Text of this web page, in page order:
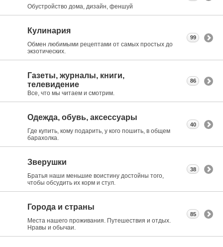
Обустройство дома, дизайн, феншуй
Кулинария
Обмен любимыми рецептами от самых простых до
экзотических.
99
Газеты, журналы, книги,
телевидение
Все, что мы читаем и смотрим.
86
Одежда, обувь, аксессуары
Где купить, кому подарить, у кого пошить, в общем
барахолка.
40
Зверушки
Братья наши меньшие воистину достойны того,
чтобы обсудить их корм и стул.
38
Города и страны
Места нашего проживания. Путешествия и отдых.
Нравы и обычаи.
85